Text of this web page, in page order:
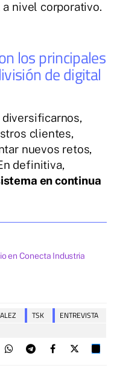
nivel corporativo.
los principales
de digital
clientes,
nuevos retos,
definitiva,
en continua
en Conecta Industria
TSK
ENTREVISTA